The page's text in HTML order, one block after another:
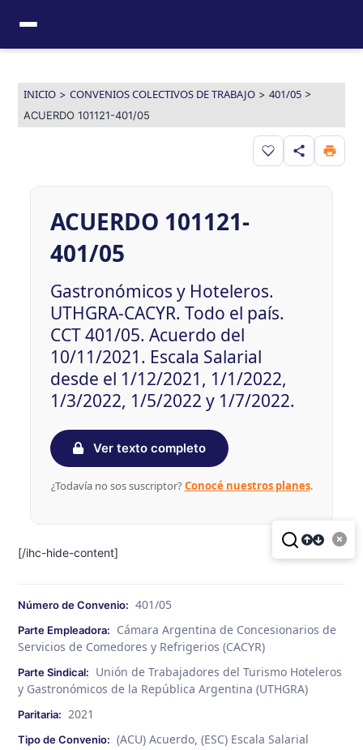
contenido
INICIO> CONVENIOS COLECTIVOS DE TRABAJO> 401/05>
ACUERDO 101121-401/05
Guardar en
ACUERDO 101121-
401/05
Gastronómicos y Hoteleros.
UTHGRA-CACYR. Todo el país.
CCT 401/05. Acuerdo del
10/11/2021. Escala Salarial
desde el 1/12/2021, 1/1/2022,
1/3/2022, 1/5/2022 y 1/7/2022.
Ver texto completo
¿Todavía no sos suscriptor?Conocé nuestros planes.
[/ihc-hide-content]
Número de Convenio: 401/05
Parte Empleadora:
Cámara Argentina de Concesionarios de
Servicios de Comedores y Refrigerios (CACYR)
Parte Sindical:
Unión de Trabajadores del Turismo Hoteleros
y Gastronómicos de la República Argentina (UTHGRA)
Paritaria: 2021
Tipo de Convenio: (ACU) Acuerdo, (ESC) Escala Salarial